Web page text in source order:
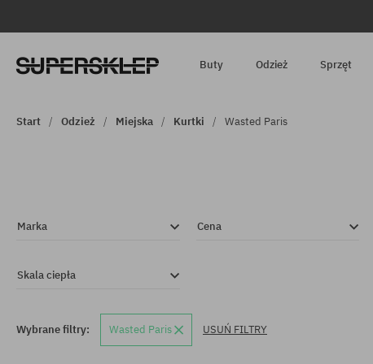
Buty Odzież Sprzęt
Start Odzież Miejska Kurtki Wasted Paris
Marka Cena
Skala ciepła
Wybrane filtry: Wasted Paris USUŃ FILTRY